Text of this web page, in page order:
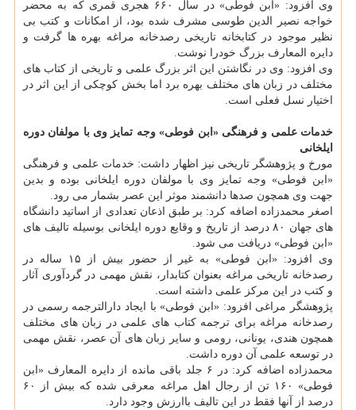
وی افزود: «ابن فوطی» در سال ۶۶۰ هجری قمری که به محضر
خواجه نصیر الدین طوسی مشرف شده بود، از امکانات و کتب بی
نظیر موجود در کتابخانه تاریخی رصدخانه مراغه بهره ها گرفت و
دایره المعارف بزرگ خودرا نوشت.
وی افزود: وی در نگاشتن این اثر بزرگ علمی و تاریخی از کتاب های
مختلف در زبان های مختلف بهره برد اما بخش کوچکی از این اثر در
اختیار نسل فعلی است.
خدمات علمی و فرهنگی «ابن فوطی» وجه تمایز وی با مولفان دوره
ایلخانی
مورخ و پژوهشگر تاریخی نیز اظهار داشت: خدمات علمی و فرهنگی
«ابن فوطی» وجه تمایز وی با مولفان دوره ایلخانی بوده و بدین
جهت وی همچون صدها دانشمند موثر این عصر بشمار می رود.
اصغر محمدزاده اضافه کرد: بر طبق اذعان تعدادی از اساتید دانشگاه
های جهان ۸۰ درصد از تاریخ و وقایع دوره ایلخانی بوسیله تالیف های
«ابن فوطی» دریافت می شود.
وی افزود: «ابن فوطی» به غیر از حضور بیش از ۱۵ ساله در
رصدخانه تاریخی مراغه بعنوان کتابدار، نقش مهمی در گردآوری آثار
و کتب در این مرکز علمی داشته است.
پژوهشگر مراغی افزود: «ابن فوطی» با ایجاد دارالترجمه رسمی در
رصدخانه مراغه برای ترجمه کتاب های علمی در زبان های مختلف
همچون هندی، یونانی، رومی و سایر زبان های آن عصر، نقش مهمی
در توسعه علمی آن دوره داشت.
محمدزاده اضافه کرد: در ۶ جلد باقی مانده از دایره المعارف «ابن
فوطی» ۱۶۰ تن از رجال اهل مراغه معرفی شده که بیش از ۶۰
درصد از آنها فقط در این تالیف باارزش وجود دارد.